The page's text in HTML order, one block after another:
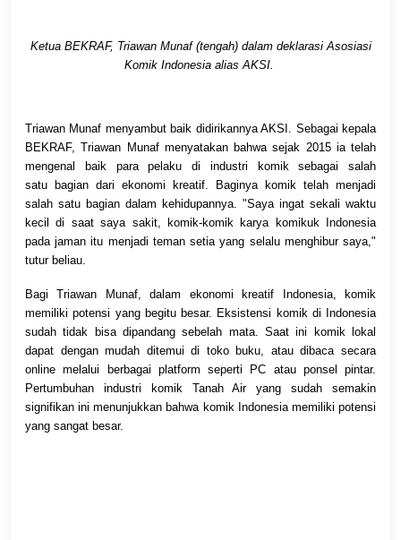
Ketua BEKRAF, Triawan Munaf (tengah) dalam deklarasi Asosiasi
Komik Indonesia alias AKSI.
Triawan Munaf menyambut baik didirikannya AKSI. Sebagai kepala
BEKRAF, Triawan Munaf menyatakan bahwa sejak 2015 ia telah
mengenal baik para pelaku di industri komik sebagai salah
satu
bagian dari ekonomi kreatif. Baginya komik telah menjadi
salah satu bagian dalam kehidupannya. "Saya ingat sekali waktu
kecil di saat saya sakit, komik-komik karya komikuk Indonesia
pada jaman itu menjadi teman setia yang selalu menghibur saya,"
tutur beliau.
Bagi Triawan Munaf, dalam ekonomi kreatif Indonesia, komik
memiliki potensi yang begitu besar. Eksistensi komik di Indonesia
sudah tidak bisa dipandang sebelah mata. Saat ini komik lokal
dapat dengan mudah ditemui di toko buku, atau dibaca secara
online melalui berbagai platform seperti PC atau ponsel pintar.
Pertumbuhan industri komik Tanah Air yang sudah semakin
signifikan ini menunjukkan bahwa komik Indonesia memiliki potensi
yang sangat besar.